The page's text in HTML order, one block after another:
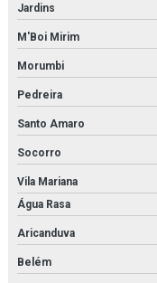
Microscópio biológico
Microscópio biológico
Microscópio biológico
Microscópio biológico
Microscópio biológico
Microscópio médico
Microscópio monocular
Microscópio óptico
Jardins
M'Boi Mirim
Morumbi
Pedreira
Santo Amaro
Socorro
Vila Mariana
Água Rasa
Aricanduva
Belém